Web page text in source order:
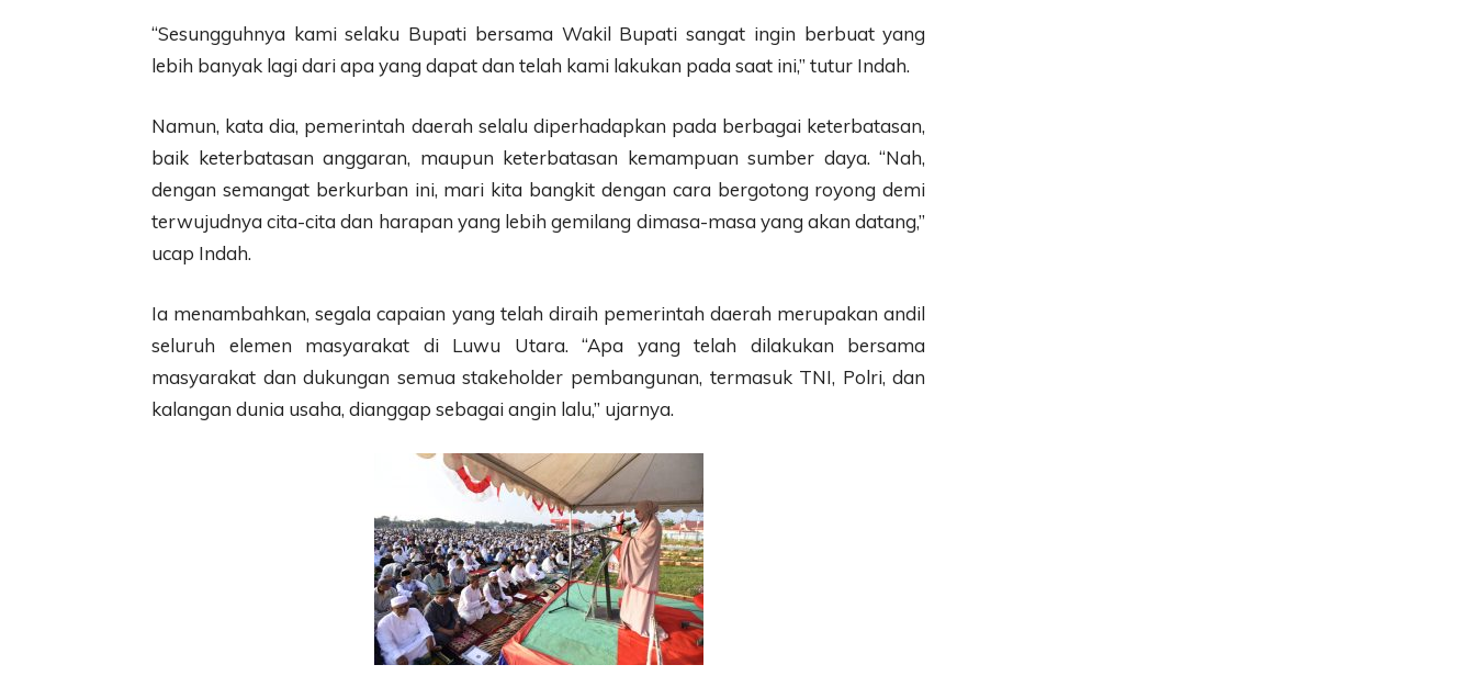
“Sesungguhnya kami selaku Bupati bersama Wakil Bupati sangat ingin berbuat yang
lebih banyak lagi dari apa yang dapat dan telah kami lakukan pada saat ini,” tutur Indah.
Namun, kata dia, pemerintah daerah selalu diperhadapkan pada berbagai keterbatasan,
baik keterbatasan anggaran, maupun keterbatasan kemampuan sumber daya. “Nah,
dengan semangat berkurban ini, mari kita bangkit dengan cara bergotong royong demi
terwujudnya cita-cita dan harapan yang lebih gemilang dimasa-masa yang akan datang,”
ucap Indah.
Ia menambahkan, segala capaian yang telah diraih pemerintah daerah merupakan andil
seluruh elemen masyarakat di Luwu Utara. “Apa yang telah dilakukan bersama
masyarakat dan dukungan semua stakeholder pembangunan, termasuk TNI, Polri, dan
kalangan dunia usaha, dianggap sebagai angin lalu,” ujarnya.